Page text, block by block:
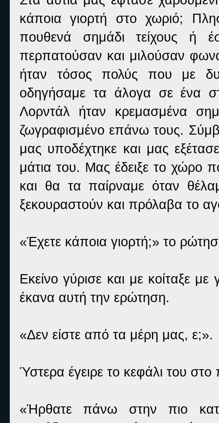
κάποια γιορτή στο χωριό;
πουθενά σημάδι τείχους ή
περπατούσαν και μιλούσαν
ήταν τόσος πολύς που με
οδηγήσαμε τα άλογα σε ένα
Λορντάλ ήταν κρεμασμένα
ζωγραφισμένο επάνω τους.
μας υποδέχτηκε και μας
μάτια του. Μας έδειξε το
και θα τα παίρναμε όταν
ξεκουραστούν και πρόλαβα το
«Έχετε κάποια γιορτή;» το
Εκείνο γύρισε και με κοίταξε
έκανα αυτή την ερώτηση.
«Δεν είστε από τα μέρη μας, ε;».
Ύστερα έγειρε το κεφάλι του στο
«Ήρθατε πάνω στην πιο